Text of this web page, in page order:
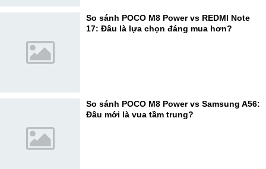
So sánh POCO M8 Power vs REDMI Note
17: Đâu là lựa chọn đáng mua hơn?
So sánh POCO M8 Power vs Samsung A56:
Đâu mới là vua tầm trung?